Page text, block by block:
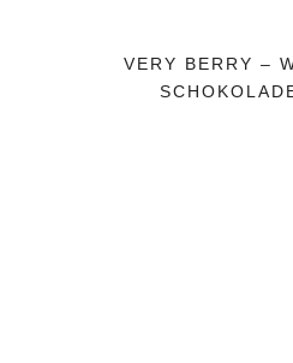
VERY BERRY –